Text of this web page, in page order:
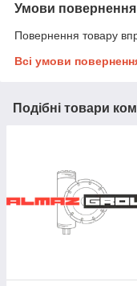
Умови повернення
Повернення товару
Всі умови
Подібні товари